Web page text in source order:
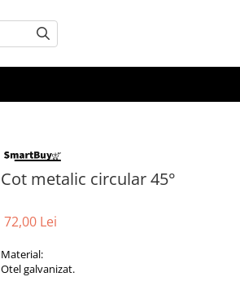
Cot metalic circular 45°
72,00 Lei
Material:
Otel galvanizat.